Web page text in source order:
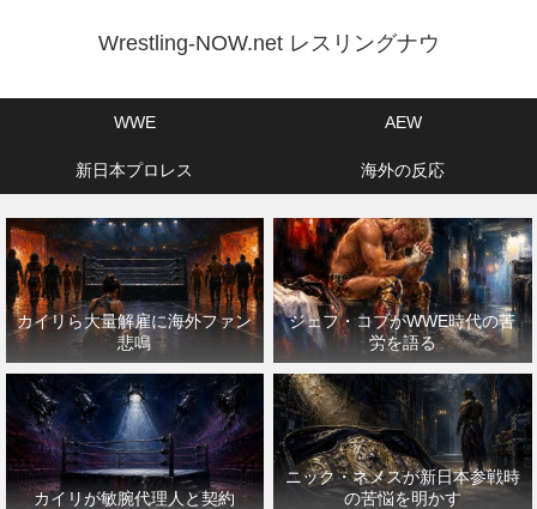
Wrestling-NOW.net レスリングナウ
WWE AEW
新日本プロレス 海外の反応
カイリら大量解雇に海外ファン
悲鳴
ジェフ・コブがWWE時代の苦
労を語る
カイリが敏腕代理人と契約
ニック・ネメスが新日本参戦時
の苦悩を明かす